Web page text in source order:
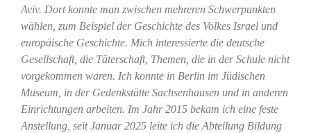
Aviv. Dort konnte man zwischen mehreren Schwerpunkten
wählen, zum Beispiel der Geschichte des Volkes Israel und
europäische Geschichte. Mich interessierte die deutsche
Gesellschaft, die Täterschaft, Themen, die in der Schule nicht
vorgekommen waren. Ich konnte in Berlin im Jüdischen
Museum, in der Gedenkstätte Sachsenhausen und in anderen
Einrichtungen arbeiten. Im Jahr 2015 bekam ich eine feste
Anstellung, seit Januar 2025 leite ich die Abteilung Bildung